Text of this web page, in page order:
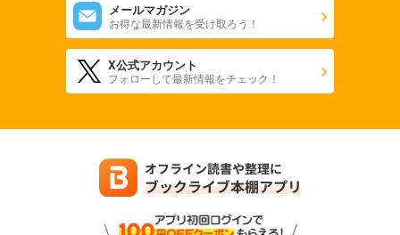
メールマガジン
お得な最新情報を受け取ろう！
X公式アカウント
フォローして最新情報をチェック！